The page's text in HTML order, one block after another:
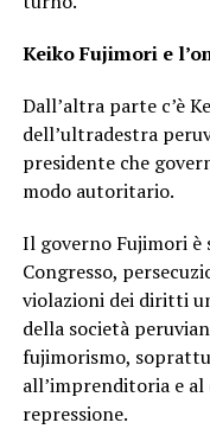
Keiko Fujimori e
Dall’altra parte c’è
dell’ultradestra
presidente che
modo autoritario.
Il governo Fujimori è
Congresso,
violazioni dei diritti
della società
fujimorismo,
all’imprenditoria e al
repressione.